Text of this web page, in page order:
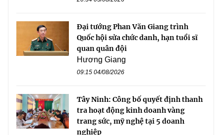
Đại tướng Phan Văn Giang trình
Quốc hội sửa chức danh, hạn tuổi sĩ
quan quân đội
Hương Giang
09:15 04/08/2026
Tây Ninh: Công bố quyết định thanh
tra hoạt động kinh doanh vàng
trang sức, mỹ nghệ tại 5 doanh
nghiệp